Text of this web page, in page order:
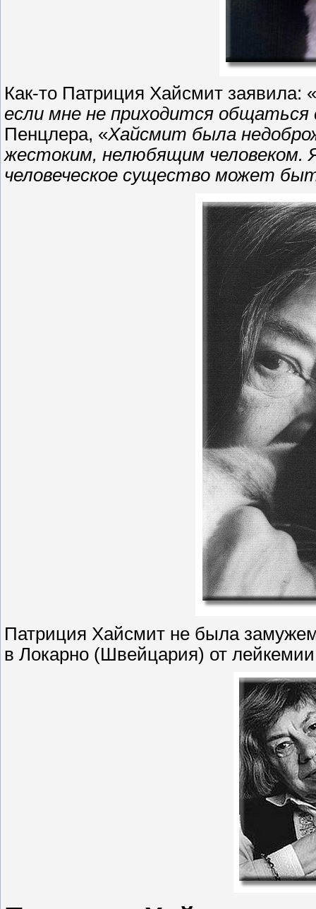
Как-то Патриция Хайсмит заявила: «
если мне не приходится общаться
Пенцлера, «Хайсмит была
жестоким, нелюбящим человеком.
человеческое существо может
Патриция Хайсмит не была
в Локарно (Швейцария) от